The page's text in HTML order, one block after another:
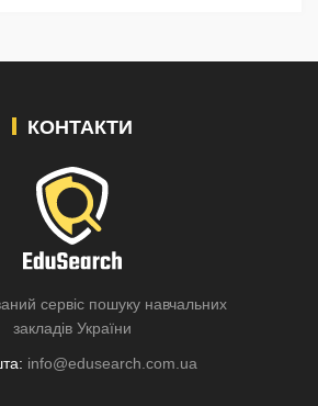
КОНТАКТИ
сервіс пошуку навчальних
закладів України
info@edusearch.com.ua